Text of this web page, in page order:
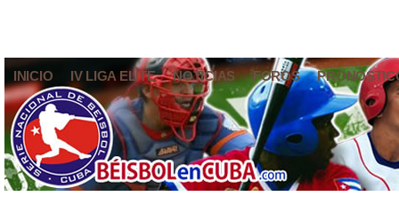
INICIO IV LIGA ELITE NOTICIAS FOROS